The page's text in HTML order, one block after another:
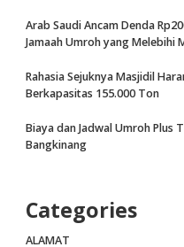
Arab Saudi Ancam Denda
Jamaah Umroh yang Melebihi
Rahasia Sejuknya Masjidil
Berkapasitas 155.000 Ton
Biaya dan Jadwal Umroh Plus
Bangkinang
Categories
ALAMAT